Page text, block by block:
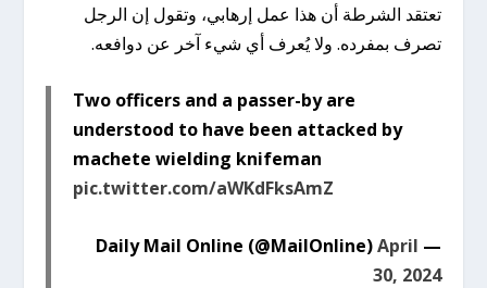
تعتقد الشرطة أن هذا عمل إرهابي، وتقول إن الرجل
تصرف بمفرده. ولا يُعرف أي شيء آخر عن دوافعه.
Two officers and a passer-by are
understood to have been attacked by
machete wielding knifeman
pic.twitter.com/aWKdFksAmZ
— Daily Mail Online (@MailOnline)
April
30, 2024